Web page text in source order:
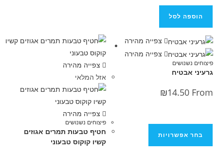
לסל
צפייה מהירה
צפייה מהירה
₪
צפייה מהירה
אזל המלאי
צפייה מהירה
פיצוחים נשנושים
חטיף טבעות תמרים אגוזים
קשיו קוקוס טבעוני